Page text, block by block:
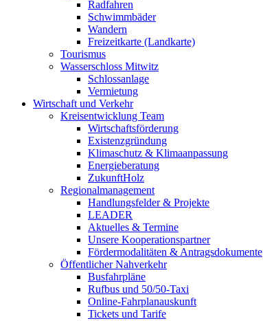
Radfahren
Schwimmbäder
Wandern
Freizeitkarte (Landkarte)
Tourismus
Wasserschloss Mitwitz
Schlossanlage
Vermietung
Wirtschaft und Verkehr
Kreisentwicklung Team
Wirtschaftsförderung
Existenzgründung
Klimaschutz & Klimaanpassung
Energieberatung
ZukunftHolz
Regionalmanagement
Handlungsfelder & Projekte
LEADER
Aktuelles & Termine
Unsere Kooperationspartner
Fördermodalitäten & Antragsdokumente
Öffentlicher Nahverkehr
Busfahrpläne
Rufbus und 50/50-Taxi
Online-Fahrplanauskunft
Tickets und Tarife